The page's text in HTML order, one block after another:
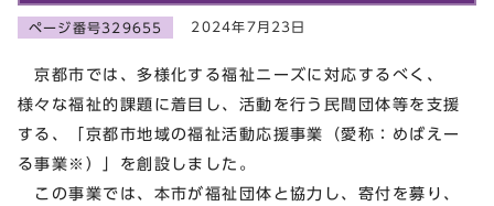
ページ番号329655 2024年7月23日
京都市では、多様化する福祉ニーズに対応するべく、
様々な福祉的課題に着目し、活動を行う民間団体等を支援
する、「京都市地域の福祉活動応援事業（愛称：めばえー
る事業※）」を創設しました。
この事業では、本市が福祉団体と協力し、寄付を募り、